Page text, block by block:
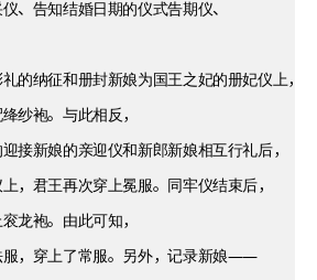
、告知结婚日期的仪式告期仪、
的纳征和册封新娘为国王之妃的册妃仪上，
纱袍。与此相反，
接新娘的亲迎仪和新郎新娘相互行礼后，
，君王再次穿上冕服。同牢仪结束后，
龙袍。由此可知，
服，穿上了常服。另外，记录新娘——